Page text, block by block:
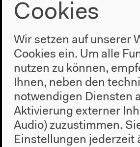
DAS GANZE
EIN ARCHIV-
Kollaborative Forschungsinitiative
2018–2022
Cookies
Wir setzen auf unserer
Cookies ein. Um alle
nutzen zu können,
Ihnen, neben den
notwendigen Diensten
Aktivierung externer
Audio) zuzustimmen.
Einstellungen jederzeit